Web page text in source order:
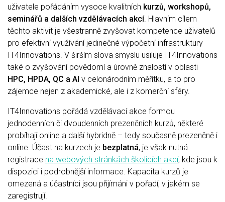
uživatele pořádáním vysoce kvalitních kurzů, workshopů,
seminářů a dalších vzdělávacích akcí. Hlavním cílem
těchto aktivit je všestranně zvyšovat kompetence uživatelů
pro efektivní využívání jedinečné výpočetní infrastruktury
IT4Innovations. V širším slova smyslu usiluje IT4Innovations
také o zvyšování povědomí a úrovně znalostí v oblasti
HPC, HPDA, QC a AI v celonárodním měřítku, a to pro
zájemce nejen z akademické, ale i z komerční sféry.
IT4Innovations pořádá vzdělávací akce formou
jednodenních či dvoudenních prezenčních kurzů, některé
probíhají online a další hybridně – tedy současně prezenčně i
online. Účast na kurzech je bezplatná, je však nutná
registrace na webových stránkách školicích akcí, kde jsou k
dispozici i podrobnější informace. Kapacita kurzů je
omezená a účastníci jsou přijímáni v pořadí, v jakém se
zaregistrují.